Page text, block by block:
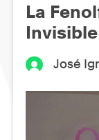
La
Invisible
José